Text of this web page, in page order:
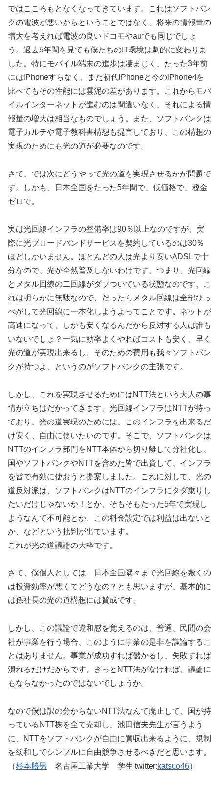
ではこころもとなくなってきています。これはソフトバン
クの電波が悪いからということではなく、将来の情報量の
増大を考えれば電波の良いドコモやauでも同じでしょ
う。過去5年間を見ても僕たちのIT環境は劇的に変わりま
した。特にモバイル端末の進歩は凄まじく、たった3年前
にはiPhoneすらなく、また初代iPhoneと今のiPhone4を
比べてもその性能には雲泥の差があります。これからモバ
イルインターネットが進むのは間違いなく、それによる情
報量の増大は相当なものでしょう。また、ソフトバンクは
電子カルテや電子教科書構想も提言しており、この構想の
実現のためにも光の道が必要なのです。
さて、では次にどうやって光の道を実現させるかが問題で
す。しかも、日本全国をたった5年間で、低価格で、税金
ゼロで。
実は光回線インフラの整備率は90％以上なのですが、実
際に光ブロードバンドサービスを契約しているのは30％
ほどしかいません。ほとんどの人は光より安いADSLで十
分なので、光が全然普及しないわけです。つまり、光回線
とメタル回線の二回線がダブついている状態なのです。こ
れは明らかに無駄なので、だったらメタル回線は全部ひっ
ぺがして光回線に一本化しようよってことです。ネットが
高速になって、しかも安くなるんだから反対する人は誰も
いないでしょ？一気に効率よくやればコストも安く、早く
光の道が実現出来るし、そのための費用も我々ソフトバン
クが持つよ、というのがソフトバンクの主張です。
しかし、これを実現させるためにはNTT法という大人の事
情が立ちはだかってきます。光回線インフラはNTTが持っ
ており、光の道実現のためには、このインフラを出来るだ
け安く、自由に使いたいのです。そこで、ソフトバンクは
NTTのインフラ部門をNTT本体から切り離して分社化し、
国やソフトバンクやNTTを含めた皆で出資して、インフラ
を皆で有効に使おうと提案しました。これに対して、光の
道反対派は、ソフトバンクはNTTのインフラにタダ乗りし
たいだけじゃないか！とか、そもそもたった5年で実現し
ようなんて不可能とか、この料金設定では利益は出ないと
か、などという批判が出ています。
これが光の道議論の大枠です。
さて、僕個人としては、日本全国隅々まで光回線を敷くの
は投資効率が悪くてどうなの？とも思いますが、基本的に
は孫社長の光の道構想には賛成です。
しかし、この議論で違和感を覚えるのは、普通、民間の会
社が事業を行う場合、このように事業の是非を議論するこ
とはありません。事業が成功すれば儲かるし、失敗すれば
潰れるだけだからです。きっとNTT法がなければ、議論に
もならなかったのではないでしょうか。
なので僕は訳の分からないNTT法なんて廃止して、国が持
っているNTT株を全て売却し、池田信夫先生が言うよう
に、NTTをソフトバンクが自由に買収出来るように、規制
を緩和してシンプルに自由競争させるべきだと思います。
（杉本勝男 名古屋工業大学 学生 twitter:katsuo46）